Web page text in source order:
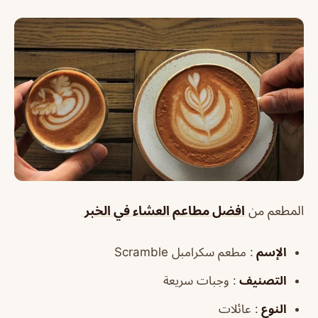
المطعم من افضل مطاعم العشاء في الخبر
الإسم : مطعم سكرامبل Scramble
التصنيف : وجبات سريعة
النوع : عائلات